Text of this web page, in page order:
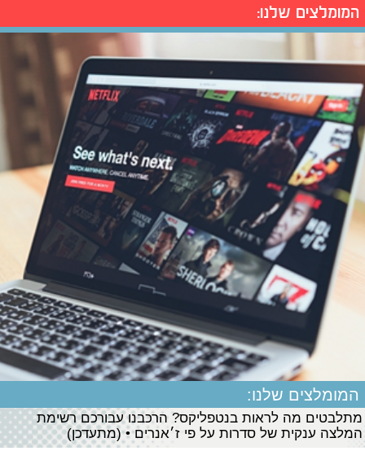
המומלצים שלנו:
המומלצים שלנו:
מתלבטים מה לראות בנטפליקס? הרכבנו עבורכם רשימת
המלצה ענקית של סדרות על פי ז׳אנרים • (מתעדכן)